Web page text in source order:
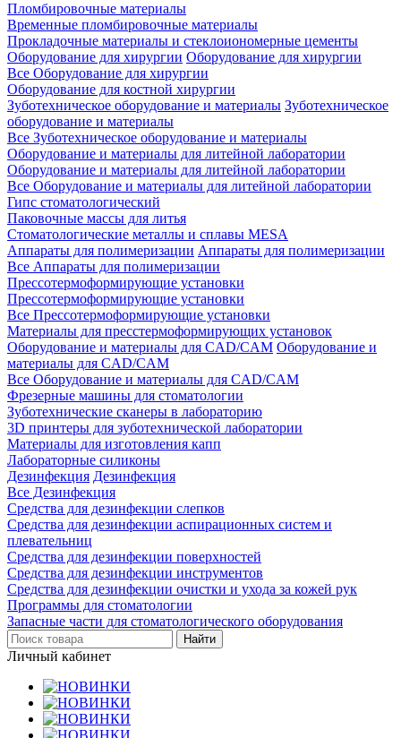
Пломбировочные материалы
Временные пломбировочные материалы
Прокладочные материалы и стеклоиономерные цементы
Оборудование для хирургии Оборудование для хирургии
Все Оборудование для хирургии
Оборудование для костной хирургии
Зуботехническое оборудование и материалы Зуботехническое
оборудование и материалы
Все Зуботехническое оборудование и материалы
Оборудование и материалы для литейной лаборатории
Оборудование и материалы для литейной лаборатории
Все Оборудование и материалы для литейной лаборатории
Гипс стоматологический
Паковочные массы для литья
Стоматологические металлы и сплавы MESA
Аппараты для полимеризации Аппараты для полимеризации
Все Аппараты для полимеризации
Прессотермоформирующие установки
Прессотермоформирующие установки
Все Прессотермоформирующие установки
Материалы для пресстермоформирующих установок
Оборудование и материалы для CAD/CAM Оборудование и
материалы для CAD/CAM
Все Оборудование и материалы для CAD/CAM
Фрезерные машины для стоматологии
Зуботехнические сканеры в лабораторию
3D принтеры для зуботехнической лаборатории
Материалы для изготовления капп
Лабораторные силиконы
Дезинфекция Дезинфекция
Все Дезинфекция
Средства для дезинфекции слепков
Средства для дезинфекции аспирационных систем и
плевательниц
Средства для дезинфекции поверхностей
Средства для дезинфекции инструментов
Средства для дезинфекции очистки и ухода за кожей рук
Программы для стоматологии
Запасные части для стоматологического оборудования
Личный кабинет